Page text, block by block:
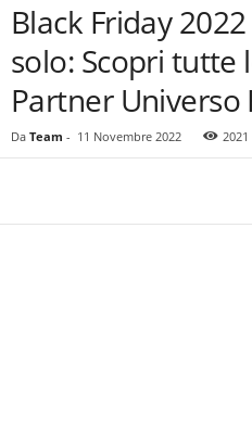
Black Friday
solo: Scopri tutte
Partner Universo
Da Team - 11 Novembre 2022 2021